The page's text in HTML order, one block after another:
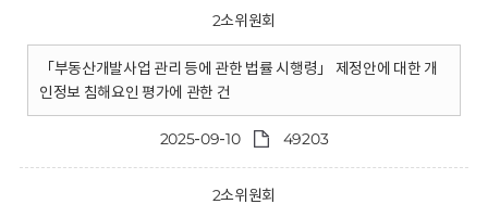
2소위원회
「부동산개발사업 관리 등에 관한 법률 시행령」 제정안에 대한 개
인정보 침해요인 평가에 관한 건
2025-09-10 49203
2소위원회